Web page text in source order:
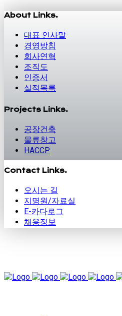
About Links.
대표 인사말
경영방침
회사연혁
조직도
인증서
실적목록
Projects Links.
공장건축
물류창고
HACCP
Contact Links.
오시는 길
지명원/자료실
E-카다로그
채용정보